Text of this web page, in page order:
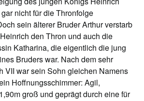
nicht für die Thronfolge
sein älterer Bruder Arthur verstarb
den Thron und auch die
Katharina, die eigentlich die jung
Bruders war. Nach dem sehr
VII war sein Sohn gleichen Namens
Hoffnungsschimmer: Agil,
groß und geprägt durch eine für